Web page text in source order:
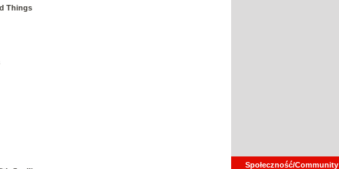
Things
Społeczność/Community